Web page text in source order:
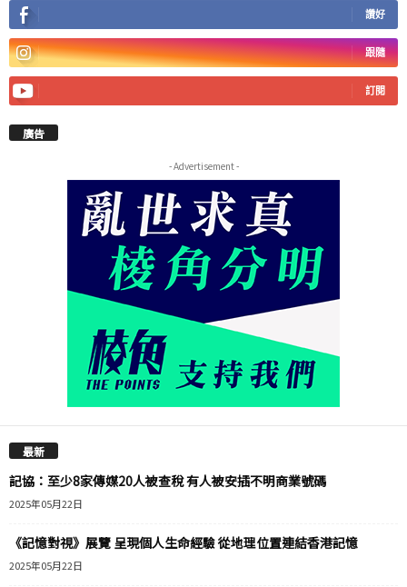
讚好
跟隨
訂閱
廣告
- Advertisement -
最新
記協：至少8家傳媒20人被查稅 有人被安插不明商業號碼
2025年05月22日
《記憶對視》展覽 呈現個人生命經驗 從地理位置連結香港記憶
2025年05月22日